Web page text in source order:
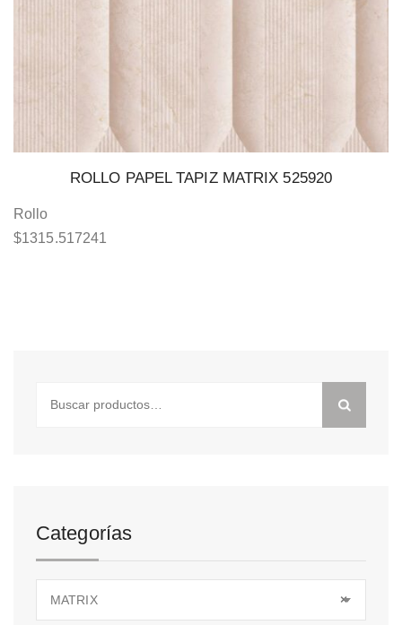
ROLLO PAPEL TAPIZ MATRIX 525920
Rollo
$1315.517241
Categorías
×
MATRIX